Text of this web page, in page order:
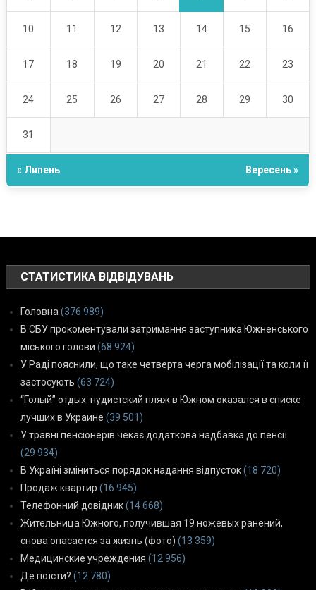
10 11 12 13 14 15 16
17 18 19 20 21 22 23
24 25 26 27 28 29 30
31
« Липень Вересень »
СТАТИСТИКА ВІДВІДУВАНЬ
Головна (376 989)
В СБУ прокоментували затримання заступника Южненського
міського голови (68 924)
У Раді пояснили, що таке четверта черга мобілізації та коли її
застосують (63 724)
“Голый” отдых: нудистский пляж в Южном оказался в списке
лучших в Украине (39 501)
У травні пенсіонерів чекає додаткова надбавка до пенсії
(29 934)
В Україні зміниться порядок надання відпусток(18 720)
Продаж квартир (16 945)
Телефонний довідник(14 668)
Жительница Южного, получившая 19 ножевых ранений,
снова опасается за жизнь (фото) (13 359)
Медицинские учреждения (12 956)
Де поїсти? (12 780)